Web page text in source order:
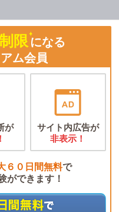
限になる
ム会員
が
サイト内広告が
非表示！
６０日間無料で
ができます！